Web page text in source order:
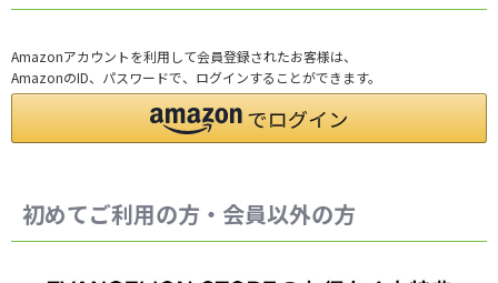
Amazonアカウントを利用して会員登録されたお客様は、
AmazonのID、パスワードで、ログインすることができます。
初めてご利用の方・会員以外の方